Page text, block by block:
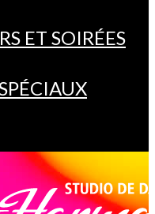
ET SOIRÉES